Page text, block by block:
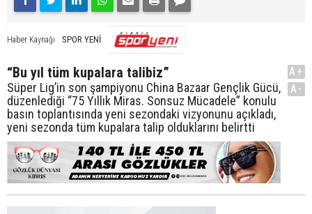
Haber Kaynağı SPOR YENİ
“Bu yıl tüm kupalara talibiz”
Süper Lig’in son şampiyonu China Bazaar Gençlik Gücü,
düzenlediği “75 Yıllık Miras. Sonsuz Mücadele” konulu
basın toplantısında yeni sezondaki vizyonunu açıkladı,
yeni sezonda tüm kupalara talip olduklarını belirtti
A+
A-